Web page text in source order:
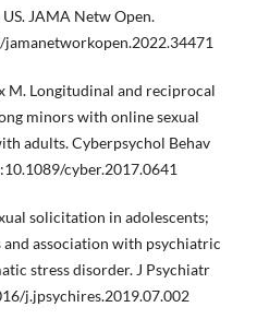
JAMA Netw Open.
M. Longitudinal and reciprocal
minors with online sexual
adults. Cyberpsychol Behav
cyber.2017.0641
solicitation in adolescents;
association with psychiatric
stress disorder. J Psychiatr
j.jpsychires.2019.07.002